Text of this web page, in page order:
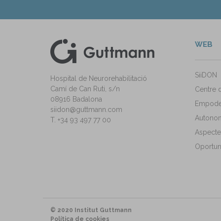
Hospital de Neurorehabilitació
Camí de Can Ruti, s/n
08916 Badalona
siidon@guttmann.com
T. +34 93 497 77 00
WEB
SiiDON
Centre
© 2020 Institut Guttmann
Política de cookies